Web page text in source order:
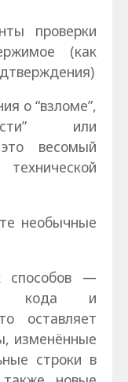
проверки
(как
о “взломе”,
или
весомый
необычные
способов —
кода и
оставляет
изменённые
строки в